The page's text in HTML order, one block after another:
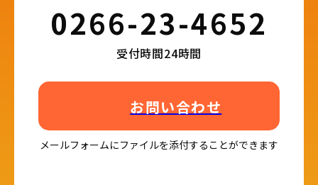
0266-23-4652​
受付時間24時間
お問い合わせ
メールフォームにファイルを添付することができます